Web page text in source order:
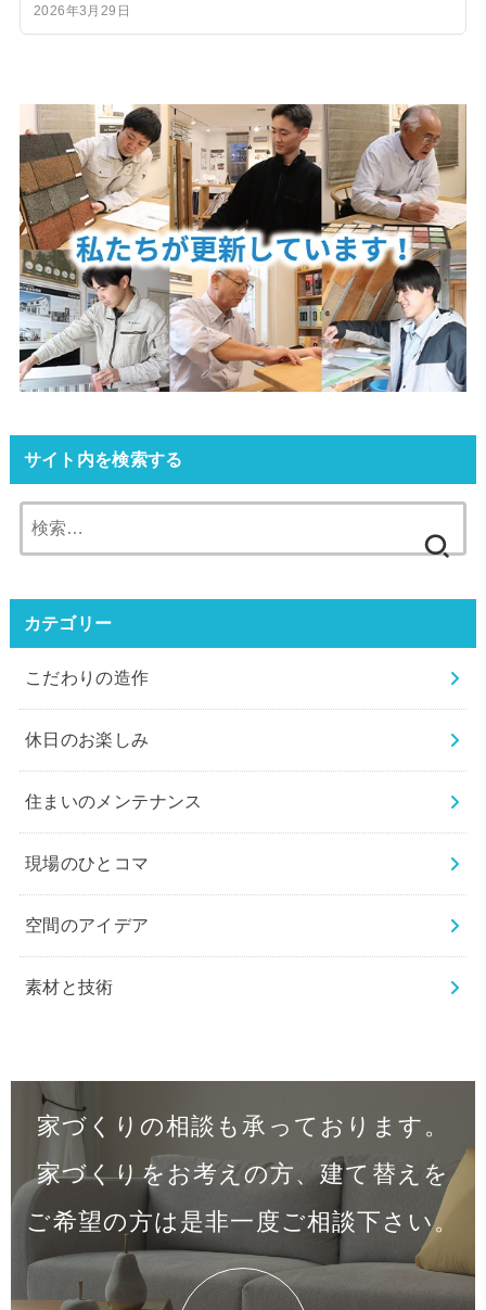
2026年3月29日
サイト内を検索する
カテゴリー
こだわりの造作
休⽇のお楽しみ
住まいのメンテナンス
現場のひとコマ
空間のアイデア
素材と技術
家づくりの相談も承っております。
家づくりをお考えの方、建て替えを
ご希望の方は是非一度ご相談下さい。